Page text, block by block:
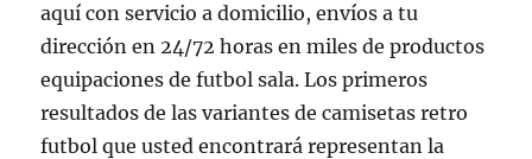
aquí con servicio a domicilio, envíos a tu
dirección en 24/72 horas en miles de productos
equipaciones de futbol sala. Los primeros
resultados de las variantes de camisetas retro
futbol que usted encontrará representan la